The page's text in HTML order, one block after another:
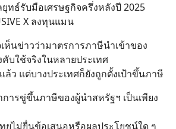
ทธ์รับมือเศรษฐกิจครึ่งหลังปี 2025
X ลงทุนแมน
ห็นข่าวว่ามาตรการภาษีนำเข้าของ
บใช้จริงในหลายประเทศ
ว แต่บางประเทศก็ยังถูกตั้งเป้าขึ้นภาษี
ารขู่ขึ้นภาษีของผู้นำสหรัฐฯ เป็นเพียง
ยไม่ยื่นข้อเสนอหรือผลประโยชน์ใด ๆ